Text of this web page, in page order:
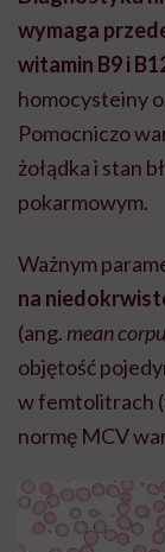
wymaga
witamin B9 i
homocysteiny
Pomocniczo
żołądka i stan
pokarmowym.
Ważnym
na
(ang. mean
objętość
w femtolitrach
normę MCV